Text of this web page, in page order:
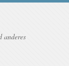
anderes